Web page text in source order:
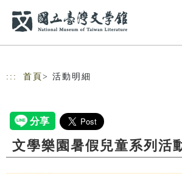
::: 首頁 > 活動明細
文學樂園暑假兒童系列活